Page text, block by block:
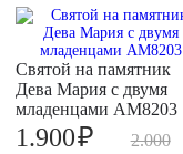
Святой на памятник
Дева Мария с двумя
младенцами AM8203
2.000
1.900₽